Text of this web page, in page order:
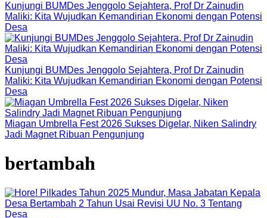
Kunjungi BUMDes Jenggolo Sejahtera, Prof Dr Zainudin
Maliki: Kita Wujudkan Kemandirian Ekonomi dengan Potensi
Desa
Kunjungi BUMDes Jenggolo Sejahtera, Prof Dr Zainudin
Maliki: Kita Wujudkan Kemandirian Ekonomi dengan Potensi
Desa
Miagan Umbrella Fest 2026 Sukses Digelar, Niken Salindry
Jadi Magnet Ribuan Pengunjung
bertambah